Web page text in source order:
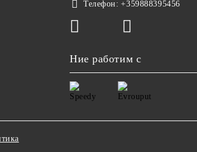
Телефон: +359888395456
Ние работим с